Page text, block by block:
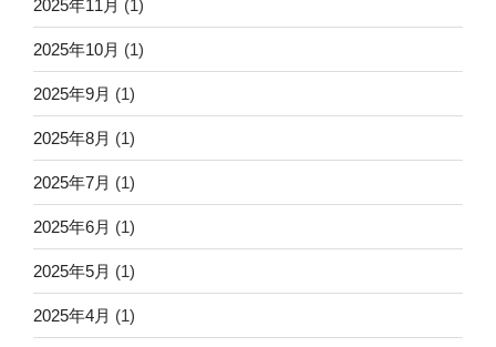
2025年11月 (1)
2025年10月 (1)
2025年9月 (1)
2025年8月 (1)
2025年7月 (1)
2025年6月 (1)
2025年5月 (1)
2025年4月 (1)